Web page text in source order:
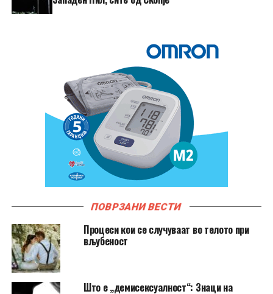
ПОВРЗАНИ ВЕСТИ
Процеси кои се случуваат во телото при
вљубеност
Што е „демисексуалност“: Знаци на